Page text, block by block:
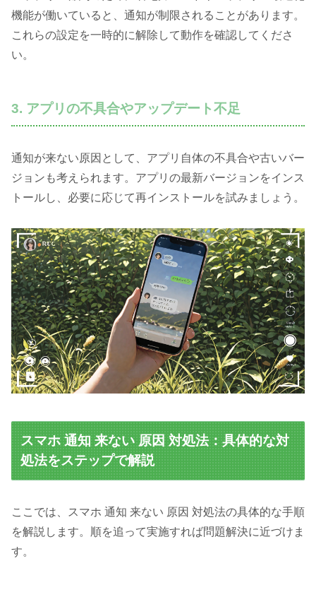
機能が働いていると、通知が制限されることがあります。
これらの設定を一時的に解除して動作を確認してくださ
い。
3. アプリの不具合やアップデート不足
通知が来ない原因として、アプリ自体の不具合や古いバー
ジョンも考えられます。アプリの最新バージョンをインス
トールし、必要に応じて再インストールを試みましょう。
スマホ 通知 来ない 原因 対処法：具体的な対
処法をステップで解説
ここでは、スマホ 通知 来ない 原因 対処法の具体的な手順
を解説します。順を追って実施すれば問題解決に近づけま
す。